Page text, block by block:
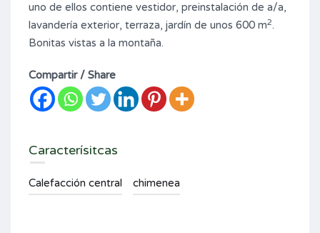
uno de ellos contiene vestidor, preinstalación de a/a,
lavandería exterior, terraza, jardín de unos 600 m2.
Bonitas vistas a la montaña.
Compartir / Share
Caracterísitcas
Calefacción central chimenea